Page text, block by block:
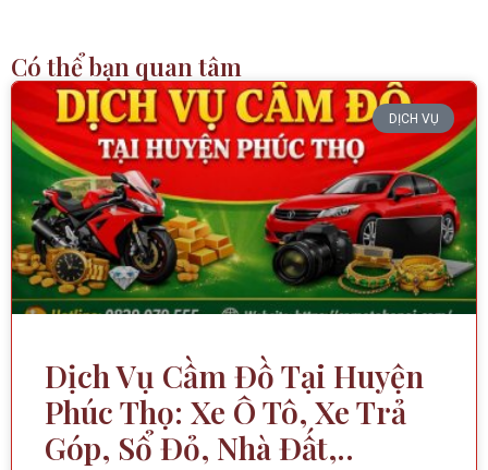
Có thể bạn quan tâm
DỊCH VỤ
Dịch Vụ Cầm Đồ Tại Huyện
Phúc Thọ: Xe Ô Tô, Xe Trả
Góp, Sổ Đỏ, Nhà Đất,..